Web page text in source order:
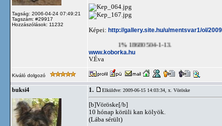
Tagság: 2006-04-24 07:49:21
Tagszám: #29917
Hozzászólások: 11232
Képei: http://gallery.site.hu/u/mentsvar1/ol/
1% 18680504-1-13.
www.koborka.hu
V.Éva
Kiváló dolgozó
buksi4 1. Elküldve: 2009-06-15 14:03:34, x. Vöröske
[b]Vöröske[/b]
10 hónap körüli kan kölyök.
(Lába sérült)